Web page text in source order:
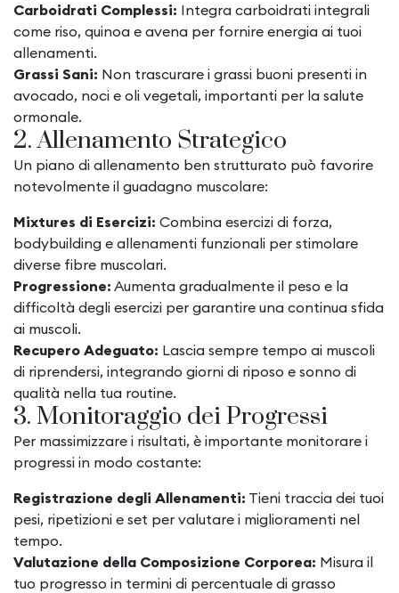
Carboidrati Complessi: Integra carboidrati integrali
come riso, quinoa e avena per fornire energia ai tuoi
allenamenti.
Grassi Sani: Non trascurare i grassi buoni presenti in
avocado, noci e oli vegetali, importanti per la salute
ormonale.
2. Allenamento Strategico
Un piano di allenamento ben strutturato può favorire
notevolmente il guadagno muscolare:
Mixtures di Esercizi: Combina esercizi di forza,
bodybuilding e allenamenti funzionali per stimolare
diverse fibre muscolari.
Progressione: Aumenta gradualmente il peso e la
difficoltà degli esercizi per garantire una continua sfida
ai muscoli.
Recupero Adeguato: Lascia sempre tempo ai muscoli
di riprendersi, integrando giorni di riposo e sonno di
qualità nella tua routine.
3. Monitoraggio dei Progressi
Per massimizzare i risultati, è importante monitorare i
progressi in modo costante:
Registrazione degli Allenamenti: Tieni traccia dei tuoi
pesi, ripetizioni e set per valutare i miglioramenti nel
tempo.
Valutazione della Composizione Corporea: Misura il
tuo progresso in termini di percentuale di grasso